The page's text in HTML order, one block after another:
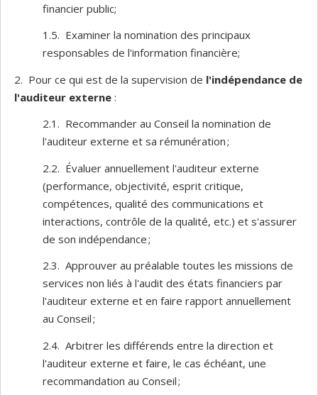
financier public;
1.5. Examiner la nomination des principaux
responsables de l'information financière;
2. Pour ce qui est de la supervision de l'indépendance de
l'auditeur externe :
2.1. Recommander au Conseil la nomination de
l'auditeur externe et sa rémunération ;
2.2. Évaluer annuellement l'auditeur externe
(performance, objectivité, esprit critique,
compétences, qualité des communications et
interactions, contrôle de la qualité, etc.) et s'assurer
de son indépendance ;
2.3. Approuver au préalable toutes les missions de
services non liés à l'audit des états financiers par
l'auditeur externe et en faire rapport annuellement
au Conseil ;
2.4. Arbitrer les différends entre la direction et
l'auditeur externe et faire, le cas échéant, une
recommandation au Conseil ;